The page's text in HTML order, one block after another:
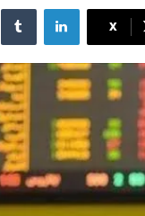
X
لينكدإن‏Tumblr